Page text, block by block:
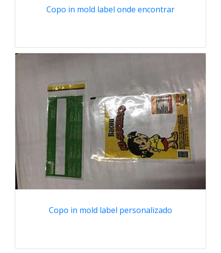
Copo in mold label onde encontrar
Copo in mold label personalizado